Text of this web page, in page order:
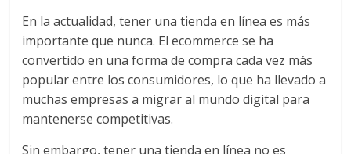
|
Noticias
de
En la actualidad, tener una tienda en línea es más
importante que nunca. El ecommerce se ha
convertido en una forma de compra cada vez más
popular entre los consumidores, lo que ha llevado a
muchas empresas a migrar al mundo digital para
mantenerse competitivas.
Sin embargo, tener una tienda en línea no es